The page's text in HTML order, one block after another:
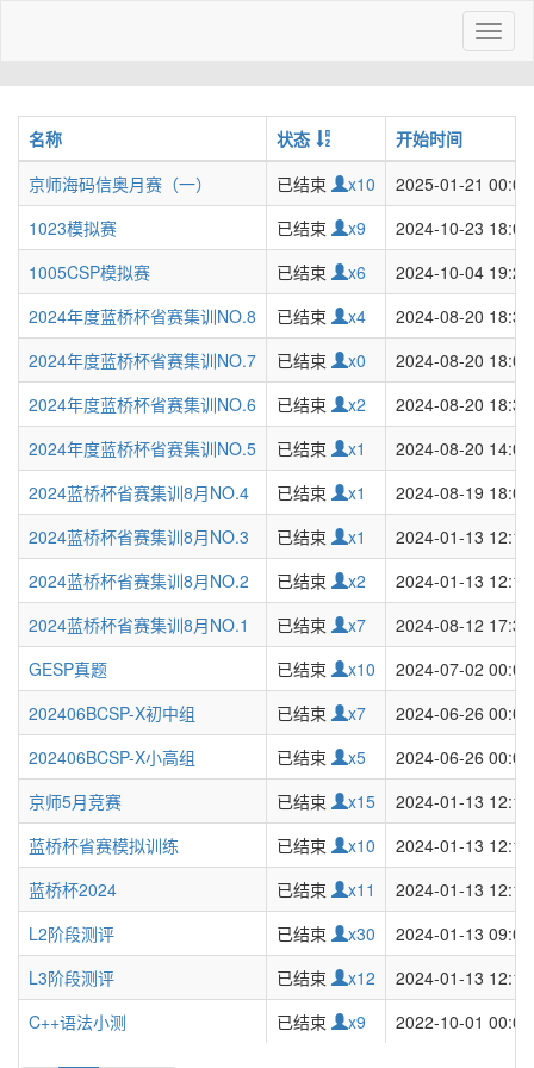
名称 状态
开始时间
京师海码信奥月赛（一）
已结束 x10
2025-01-21
1023模拟赛
已结束 x9
2024-10-23
1005CSP模拟赛
已结束 x6
2024-10-04
2024年度蓝桥杯省赛集训NO.8
已结束 x4
2024-08-20
2024年度蓝桥杯省赛集训NO.7
已结束 x0
2024-08-20
2024年度蓝桥杯省赛集训NO.6
已结束 x2
2024-08-20
2024年度蓝桥杯省赛集训NO.5
已结束 x1
2024-08-20
2024蓝桥杯省赛集训8月NO.4
已结束 x1
2024-08-19
2024蓝桥杯省赛集训8月NO.3
已结束 x1
2024-01-13
2024蓝桥杯省赛集训8月NO.2
已结束 x2
2024-01-13
2024蓝桥杯省赛集训8月NO.1
已结束 x7
2024-08-12
GESP真题
已结束 x10
2024-07-02
202406BCSP-X初中组
已结束 x7
2024-06-26
202406BCSP-X小高组
已结束 x5
2024-06-26
京师5月竞赛
已结束 x15
2024-01-13
蓝桥杯省赛模拟训练
已结束 x10
2024-01-13
蓝桥杯2024
已结束 x11
2024-01-13
L2阶段测评
已结束 x30
2024-01-13
L3阶段测评
已结束 x12
2024-01-13
C++语法小测
已结束 x9 2022-10-01